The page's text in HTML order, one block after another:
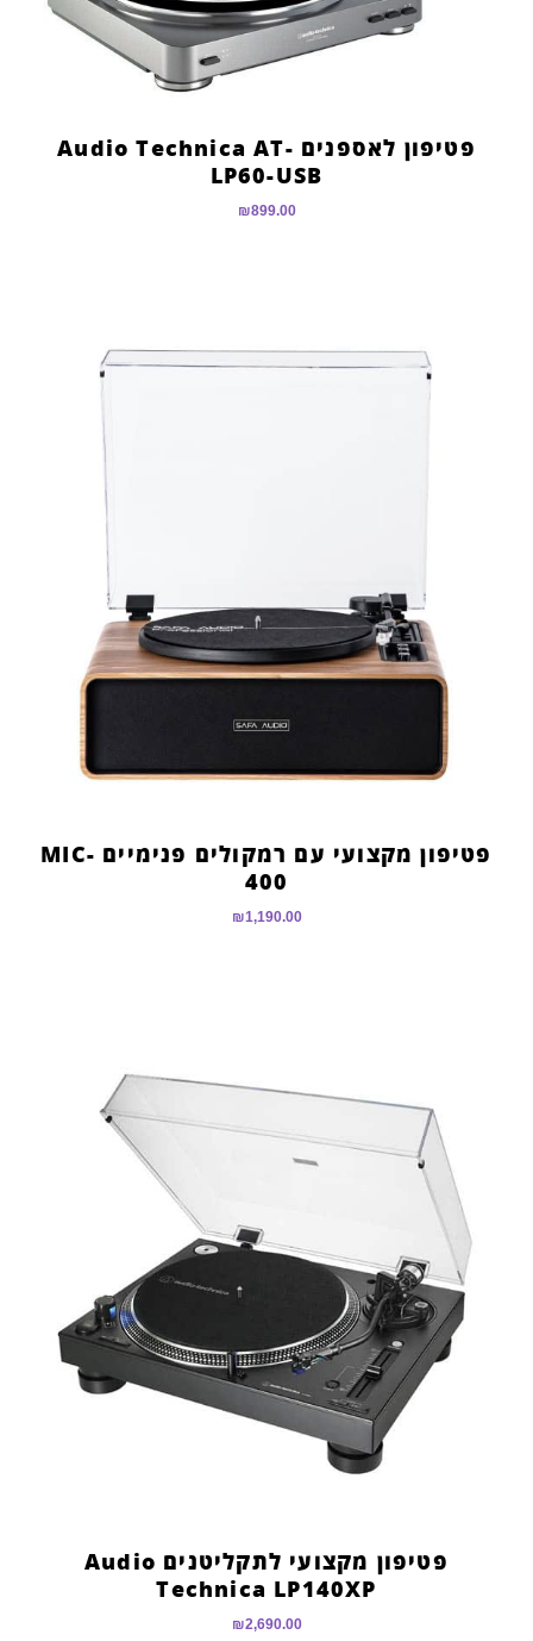
פטיפון לאספנים Audio Technica AT-
LP60-USB
₪899.00
פטיפון מקצועי עם רמקולים פנימיים MIC-
400
₪1,190.00
פטיפון מקצועי לתקליטנים Audio
Technica LP140XP
₪2,690.00